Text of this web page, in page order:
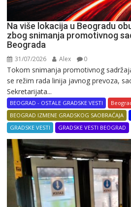
Na više lokacija u Beogradu
zbog snimanja promotivnog
Beograda
31/07/2026 Alex 0
Tokom snimanja promotivnog
se režim rada linija javnog prevoza,
Sekretarijata...
BEOGRAD - OSTALE GRADSKE VESTI
BEOGRAD IZMENE GRADSKOG SAOBRAĆAJA
GRADSKE VESTI
GRADSKE VESTI BEOGRAD